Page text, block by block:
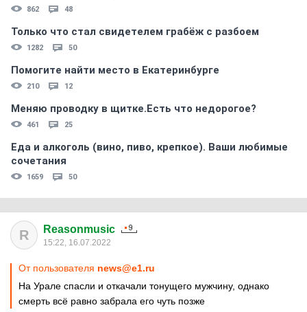
862 48
Только что стал свидетелем грабёж с разбоем
1282 50
Помогите найти место в Екатеринбурге
210 12
Меняю проводку в щитке.Есть что недорогое?
461 25
Еда и алкоголь (вино, пиво, крепкое). Ваши любимые
сочетания
1659 50
R Reasonmusic
15:22, 16.07.2022
От пользователя news@e1.ru
На Урале спасли и откачали тонущего мужчину, однако
смерть всё равно забрала его чуть позже